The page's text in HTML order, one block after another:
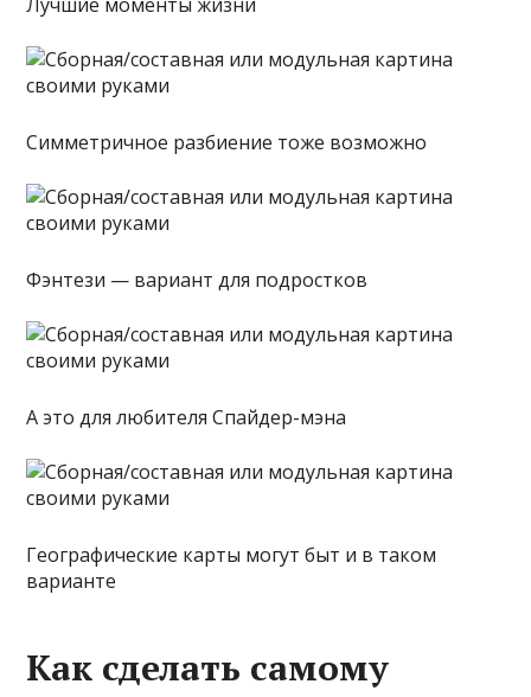
Симметричное разбиение тоже возможно
Фэнтези — вариант для подростков
А это для любителя Спайдер-мэна
Географические карты могут быт и в таком
варианте
Как сделать самому